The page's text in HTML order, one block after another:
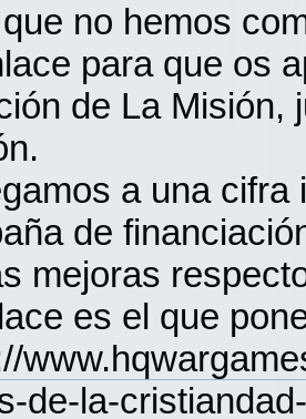
no hemos
para que os
de La Misión,
a una cifra
de
mejoras
es el que
de-la-